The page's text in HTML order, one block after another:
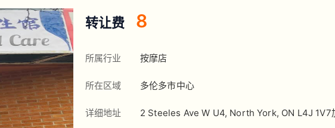
转让费 8
所属行业 按摩店
所在区域 多伦多市中心
详细地址 2 Steeles Ave W U4, North York, ON L4J 1V7